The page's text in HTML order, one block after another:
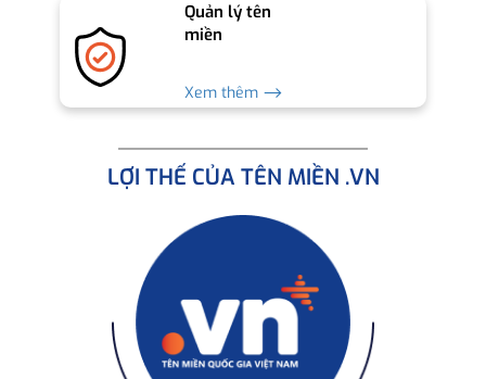
Quản lý tên
miền
Xem thêm ⟶
LỢI THẾ CỦA TÊN MIỀN .VN